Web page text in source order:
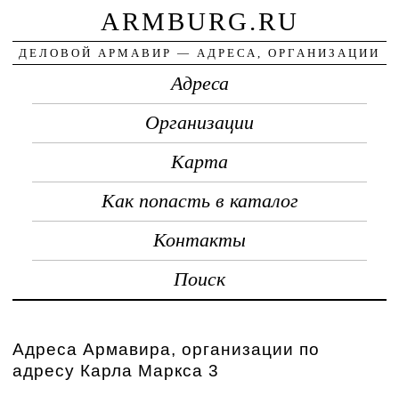
ARMBURG.RU
ДЕЛОВОЙ АРМАВИР — АДРЕСА, ОРГАНИЗАЦИИ
Адреса
Организации
Карта
Как попасть в каталог
Контакты
Поиск
Адреса Армавира, организации по
адресу Карла Маркса 3